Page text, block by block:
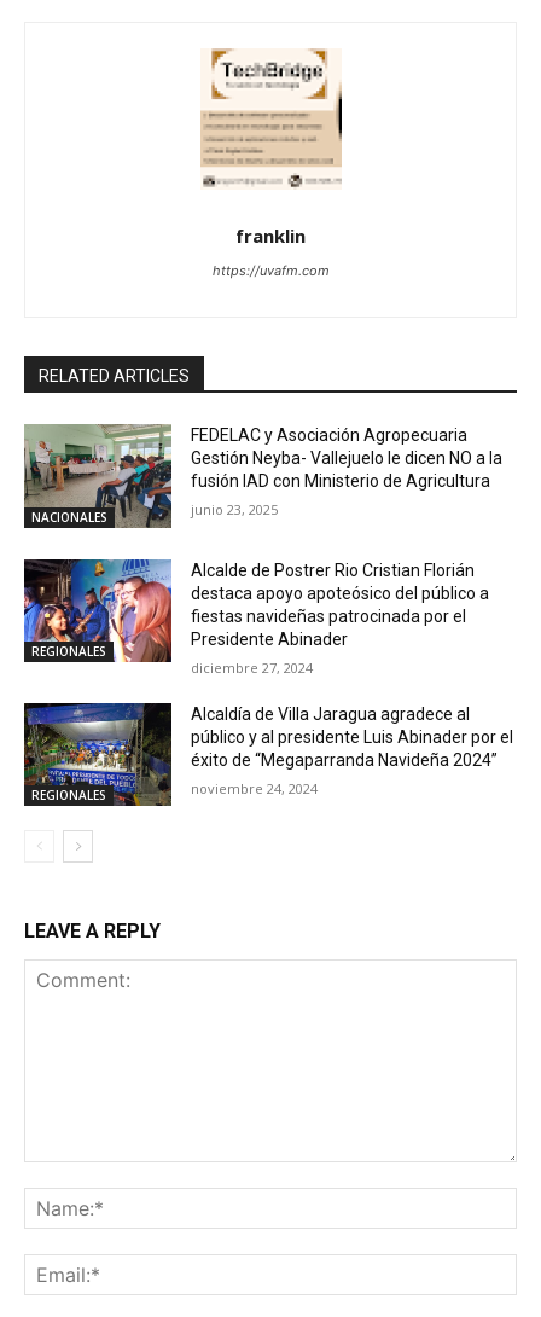
franklin
https://uvafm.com
RELATED ARTICLES
NACIONALES
FEDELAC y Asociación Agropecuaria
Gestión Neyba- Vallejuelo le dicen NO a la
fusión IAD con Ministerio de Agricultura
junio 23, 2025
REGIONALES
Alcalde de Postrer Rio Cristian Florián
destaca apoyo apoteósico del público a
fiestas navideñas patrocinada por el
Presidente Abinader
diciembre 27, 2024
REGIONALES
Alcaldía de Villa Jaragua agradece al
público y al presidente Luis Abinader por el
éxito de “Megaparranda Navideña 2024”
noviembre 24, 2024
LEAVE A REPLY